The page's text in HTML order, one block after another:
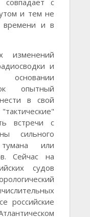
с
и тем не
времени и в
изменений
и
опытный
в свой
встречи с
сильного
или
Сейчас на
судов
российские